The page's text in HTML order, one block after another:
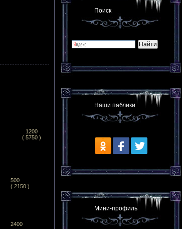
1200
( 5750 )
500
( 2150 )
2400
Поиск
Наши паблики
Мини-профиль